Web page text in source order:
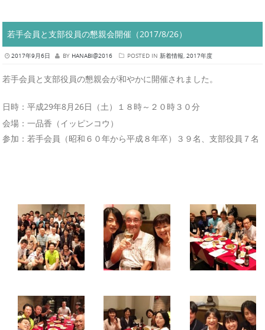
若手会員と支部役員の懇親会開催（2017/8/26）
2017年9月6日 BY HANABI@2016 POSTED IN 新着情報, 2017年度
若手会員と支部役員の懇親会が和やかに開催されました。
日 時：平成29年8月26日（土）１８時～２０時３０分
会場：一品香（イッピンコウ）
参加：若手会員（昭和６０年から平成８年卒）３９名、支部役員７名